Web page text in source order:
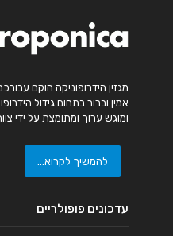
מגזין הידרופוניקה הוקם
אמין וברור בתחום גידול
ומוגש ערוך ומתומצת על ידי
להמשיך לקרוא...
עדכונים פופולריים